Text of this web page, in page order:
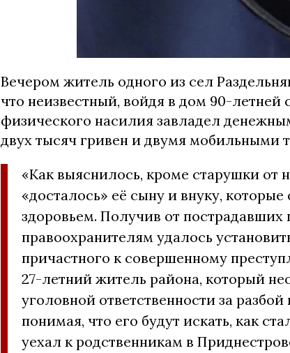
Вечером житель одного из сел
что неизвестный, войдя в дом 90-летней
физического насилия завладел
двух тысяч гривен и двумя мобильными
«Как выяснилось, кроме старушки от
«досталось» её сыну и внуку,
здоровьем. Получив от
правоохранителям удалось
причастного к совершенному
27-летний житель района, который
уголовной ответственности за
понимая, что его будут искать, как
уехал к родственникам в